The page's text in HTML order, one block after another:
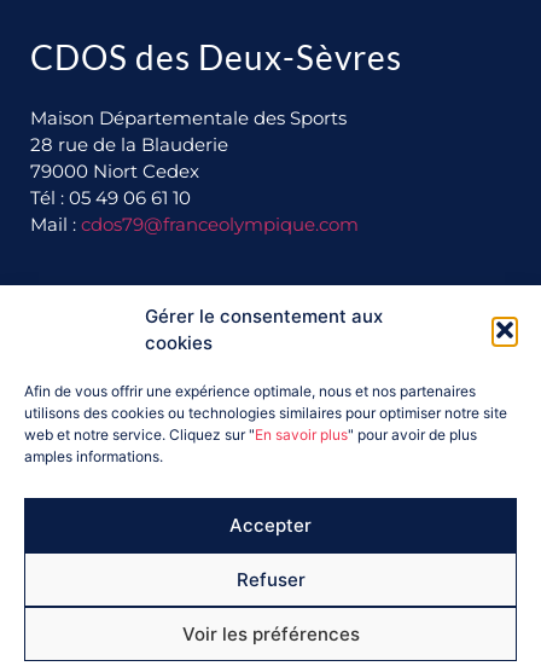
Gérer le consentement aux
cookies
Afin de vous offrir une expérience optimale, nous et nos partenaires
utilisons des cookies ou technologies similaires pour optimiser notre site
web et notre service. Cliquez sur "En savoir plus" pour avoir de plus
amples informations.
Accepter
Refuser
Voir les préférences
CDOS des Deux-Sèvres
Maison Départementale des Sports
28 rue de la Blauderie
79000 Niort Cedex
Tél : 05 49 06 61 10
Mail : cdos79@franceolympique.com
Ils nous soutiennent :